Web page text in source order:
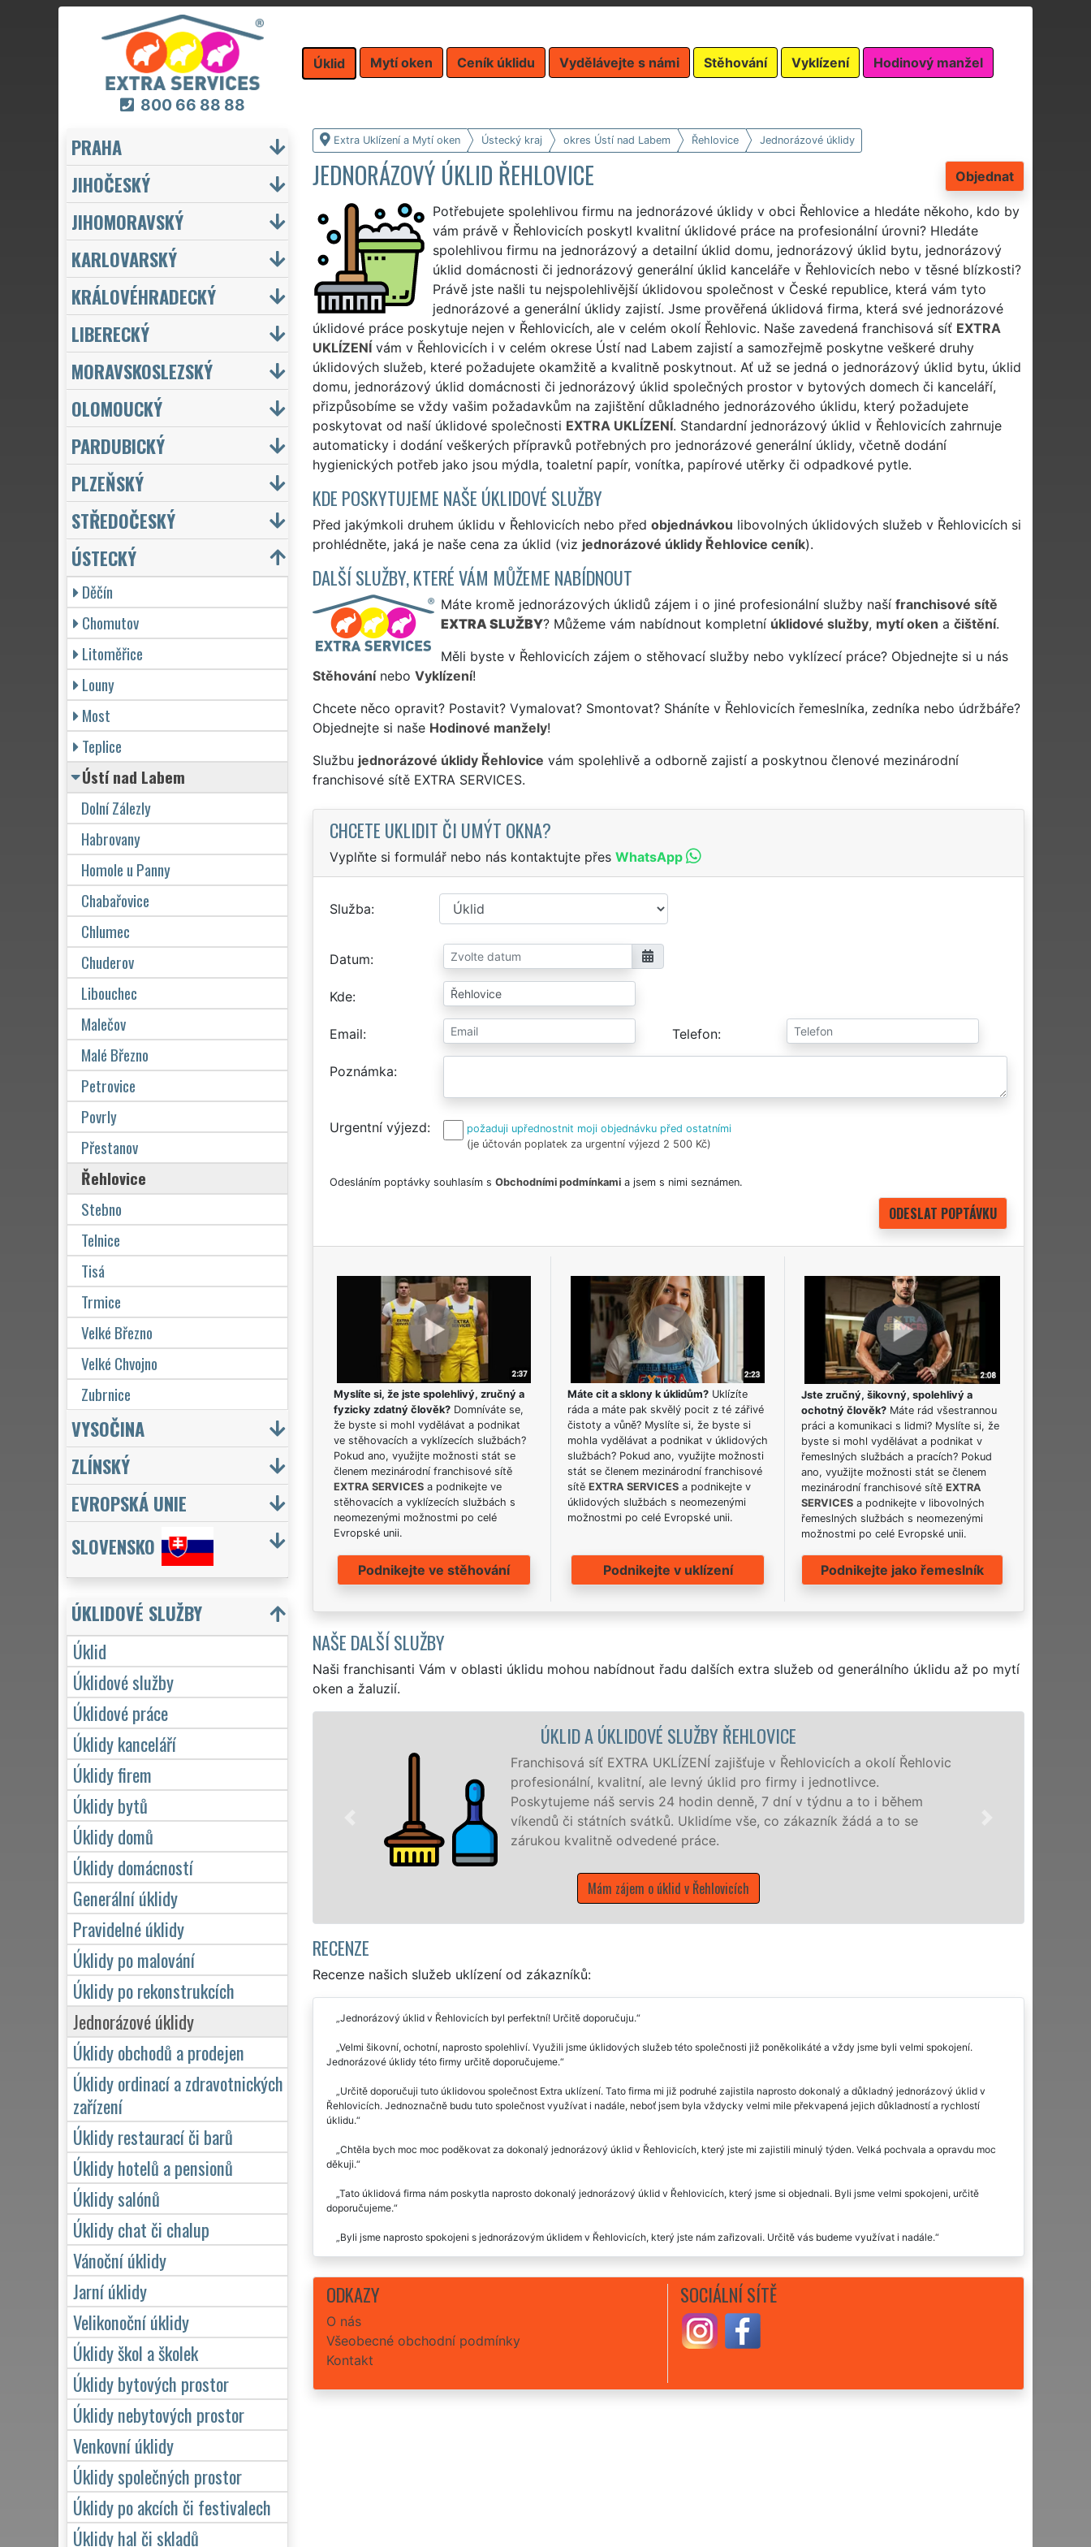
800 66 88 88
Úklid Mytí oken Ceník úklidu Vydělávejte s námi Stěhování Vyklízení Hodinový manžel
Extra Uklízení a Mytí oken Ústecký kraj okres Ústí nad Labem Řehlovice Jednorázové úklidy
Objednat
JEDNORÁZOVÝ ÚKLID ŘEHLOVICE
Potřebujete spolehlivou firmu na jednorázové úklidy v obci Řehlovice a hledáte někoho, kdo by
vám právě v Řehlovicích poskytl kvalitní úklidové práce na profesionální úrovni? Hledáte
spolehlivou firmu na jednorázový a detailní úklid domu, jednorázový úklid bytu, jednorázový
úklid domácnosti či jednorázový generální úklid kanceláře v Řehlovicích nebo v těsné blízkosti?
Právě jste našli tu nejspolehlivější úklidovou společnost v České republice, která vám tyto
jednorázové a generální úklidy zajistí. Jsme prověřená úklidová firma, která své jednorázové
úklidové práce poskytuje nejen v Řehlovicích, ale v celém okolí Řehlovic. Naše zavedená franchisová síť EXTRA
UKLÍZENÍvám v Řehlovicích i v celém okrese Ústí nad Labem zajistí a samozřejmě poskytne veškeré druhy
úklidových služeb, které požadujete okamžitě a kvalitně poskytnout. Ať už se jedná o jednorázový úklid bytu, úklid
domu, jednorázový úklid domácnosti či jednorázový úklid společných prostor v bytových domech či kanceláří,
přizpůsobíme se vždy vašim požadavkům na zajištění důkladného jednorázového úklidu, který požadujete
poskytovat od naší úklidové společnosti EXTRA UKLÍZENÍ. Standardní jednorázový úklid v Řehlovicích zahrnuje
automaticky i dodání veškerých přípravků potřebných pro jednorázové generální úklidy, včetně dodání
hygienických potřeb jako jsou mýdla, toaletní papír, vonítka, papírové utěrky či odpadkové pytle.
KDE POSKYTUJEME NAŠE ÚKLIDOVÉ SLUŽBY
Před jakýmkoli druhem úklidu v Řehlovicích nebo před objednávkou libovolných úklidových služeb v Řehlovicích si
prohlédněte, jaká je naše cena za úklid (viz jednorázové úklidy Řehlovice ceník).
DALŠÍ SLUŽBY, KTERÉ VÁM MŮŽEME NABÍDNOUT
Máte kromě jednorázových úklidů zájem i o jiné profesionální služby naší franchisové sítě
EXTRA SLUŽBY? Můžeme vám nabídnout kompletní úklidové služby, mytí oken a čištění.
Měli byste v Řehlovicích zájem o stěhovací služby nebo vyklízecí práce? Objednejte si u nás
Stěhovánínebo Vyklízení!
Chcete něco opravit? Postavit? Vymalovat? Smontovat? Sháníte v Řehlovicích řemeslníka, zedníka nebo údržbáře?
Objednejte si naše Hodinové manžely!
Službu jednorázové úklidy Řehlovice vám spolehlivě a odborně zajistí a poskytnou členové mezinárodní
franchisové sítě EXTRA SERVICES.
CHCETE UKLIDIT ČI UMÝT OKNA?
Vyplňte si formulář nebo nás kontaktujte přes WhatsApp
Služba
Datum
Kde
Email Telefon
Poznámka
Urgentní výjezd
požaduji upřednostnit moji objednávku před ostatními
(je účtován poplatek za urgentní výjezd 2 500 Kč)
Odesláním poptávky souhlasím s Obchodními podmínkamia jsem s nimi seznámen.
Myslíte si, že jste spolehlivý, zručný a
fyzicky zdatný člověk?Domníváte se,
že byste si mohl vydělávat a podnikat
ve stěhovacích a vyklízecích službách?
Pokud ano, využijte možnosti stát se
členem mezinárodní franchisové sítě
EXTRA SERVICESa podnikejte ve
stěhovacích a vyklízecích službách s
neomezenými možnostmi po celé
Evropské unii.
Podnikejte ve stěhování
Máte cit a sklony k úklidům?Uklízíte
ráda a máte pak skvělý pocit z té zářivé
čistoty a vůně? Myslíte si, že byste si
mohla vydělávat a podnikat v úklidových
službách? Pokud ano, využijte možnosti
stát se členem mezinárodní franchisové
sítě EXTRA SERVICESa podnikejte v
úklidových službách s neomezenými
možnostmi po celé Evropské unii.
Podnikejte v uklízení
Jste zručný, šikovný, spolehlivý a
ochotný člověk? Máte rád všestrannou
práci a komunikaci s lidmi? Myslíte si, že
byste si mohl vydělávat a podnikat v
řemeslných službách a pracích? Pokud
ano, využijte možnosti stát se členem
mezinárodní franchisové sítěEXTRA
SERVICES a podnikejte v libovolných
řemeslných službách s neomezenými
možnostmi po celé Evropské unii.
Podnikejte jako řemeslník
NAŠE DALŠÍ SLUŽBY
Naši franchisanti Vám v oblasti úklidu mohou nabídnout řadu dalších extra služeb od generálního úklidu až po mytí
oken a žaluzií.
ÚKLID A ÚKLIDOVÉ SLUŽBY ŘEHLOVICE
Franchisová síť EXTRA UKLÍZENÍ zajišťuje v Řehlovicích a okolí Řehlovic
profesionální, kvalitní, ale levný úklid pro firmy i jednotlivce.
Poskytujeme náš servis 24 hodin denně, 7 dní v týdnu a to i během
víkendů či státních svátků. Uklidíme vše, co zákazník žádá a to se
zárukou kvalitně odvedené práce.
Mám zájem o úklid v Řehlovicích
Naše společnost EXTRA UKLÍZENÍ poskytuje v
profesionální úklidové služby NON-STOP.
nabízíme pro všechny obchodní společnosti,
domácnosti v celém Ústeckém kraji s jistotou
RECENZE
Recenze našich služeb uklízení od zákazníků:
Jednorázový úklid v Řehlovicích byl perfektní! Určitě doporučuju.
Velmi šikovní, ochotní, naprosto spolehliví. Využili jsme úklidových služeb této společnosti již poněkolikáté a vždy jsme byli velmi spokojení.
Jednorázové úklidy této firmy určitě doporučujeme.
Určitě doporučuji tuto úklidovou společnost Extra uklízení. Tato firma mi již podruhé zajistila naprosto dokonalý a důkladný jednorázový úklid v
Řehlovicích. Jednoznačně budu tuto společnost využívat i nadále, neboť jsem byla vždycky velmi mile překvapená jejich důkladností a rychlostí
úklidu.
Chtěla bych moc moc poděkovat za dokonalý jednorázový úklid v Řehlovicích, který jste mi zajistili minulý týden. Velká pochvala a opravdu moc
děkuji.
Tato úklidová firma nám poskytla naprosto dokonalý jednorázový úklid v Řehlovicích, který jsme si objednali. Byli jsme velmi spokojeni, určitě
doporučujeme.
Byli jsme naprosto spokojeni s jednorázovým úklidem v Řehlovicích, který jste nám zařizovali. Určitě vás budeme využívat i nadále.
ODKAZY
O nás
Všeobecné obchodní podmínky
Kontakt
SOCIÁLNÍ SÍTĚ
PRAHA
JIHOČESKÝ
JIHOMORAVSKÝ
KARLOVARSKÝ
KRÁLOVÉHRADECKÝ
LIBERECKÝ
MORAVSKOSLEZSKÝ
OLOMOUCKÝ
PARDUBICKÝ
PLZEŇSKÝ
STŘEDOČESKÝ
ÚSTECKÝ
Děčín
Chomutov
Litoměřice
Louny
Most
Teplice
Ústí nad Labem
Dolní Zálezly
Habrovany
Homole u Panny
Chabařovice
Chlumec
Chuderov
Libouchec
Malečov
Malé Březno
Petrovice
Povrly
Přestanov
Řehlovice
Stebno
Telnice
Tisá
Trmice
Velké Březno
Velké Chvojno
Zubrnice
VYSOČINA
ZLÍNSKÝ
EVROPSKÁ UNIE
SLOVENSKO
ÚKLIDOVÉ SLUŽBY
Úklid
Úklidové služby
Úklidové práce
Úklidy kanceláří
Úklidy firem
Úklidy bytů
Úklidy domů
Úklidy domácností
Generální úklidy
Pravidelné úklidy
Úklidy po malování
Úklidy po rekonstrukcích
Jednorázové úklidy
Úklidy obchodů a prodejen
Úklidy ordinací a zdravotnických
zařízení
Úklidy restaurací či barů
Úklidy hotelů a pensionů
Úklidy salónů
Úklidy chat či chalup
Vánoční úklidy
Jarní úklidy
Velikonoční úklidy
Úklidy škol a školek
Úklidy bytových prostor
Úklidy nebytových prostor
Venkovní úklidy
Úklidy společných prostor
Úklidy po akcích či festivalech
Úklidy hal či skladů